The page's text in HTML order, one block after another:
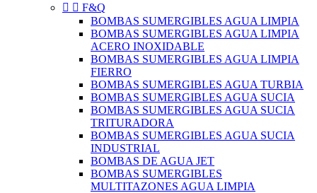
  F&Q
BOMBAS SUMERGIBLES AGUA LIMPIA
BOMBAS SUMERGIBLES AGUA LIMPIA
ACERO INOXIDABLE
BOMBAS SUMERGIBLES AGUA LIMPIA
FIERRO
BOMBAS SUMERGIBLES AGUA TURBIA
BOMBAS SUMERGIBLES AGUA SUCIA
BOMBAS SUMERGIBLES AGUA SUCIA
TRITURADORA
BOMBAS SUMERGIBLES AGUA SUCIA
INDUSTRIAL
BOMBAS DE AGUA JET
BOMBAS SUMERGIBLES
MULTITAZONES AGUA LIMPIA